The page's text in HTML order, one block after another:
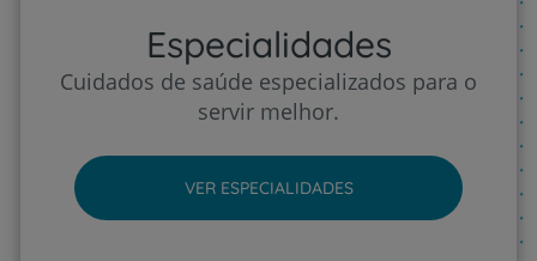
Especialidades
Cuidados de saúde especializados para o
servir melhor.
VER ESPECIALIDADES